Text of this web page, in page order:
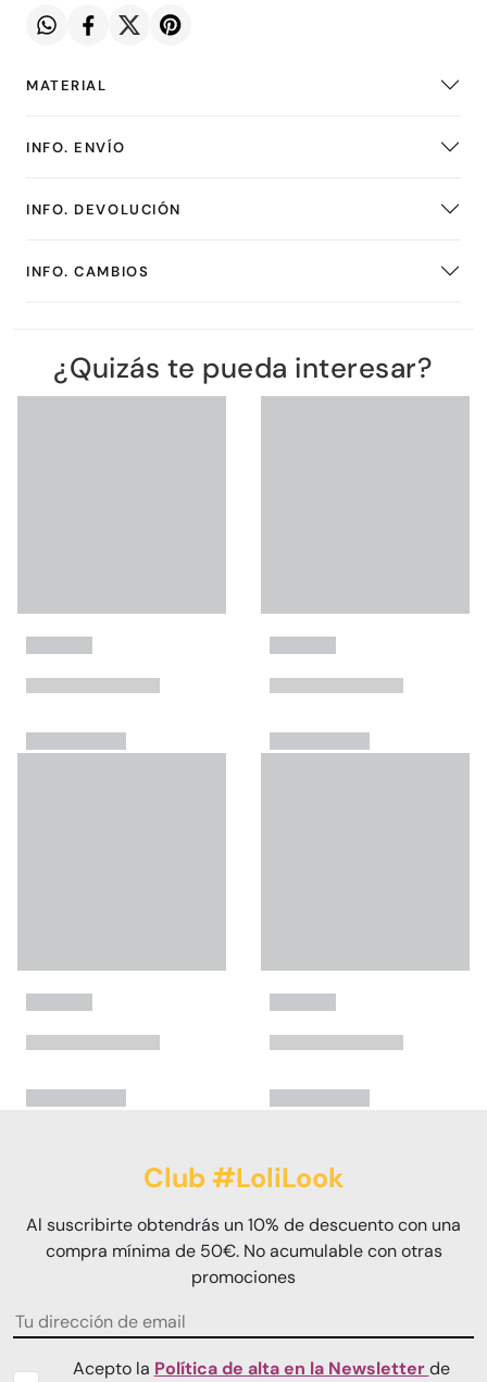
MATERIAL
INFO. ENVÍO
INFO. DEVOLUCIÓN
INFO. CAMBIOS
¿Quizás te pueda interesar?
Club #LoliLook
Al suscribirte obtendrás un 10% de descuento con una
compra mínima de 50€. No acumulable con otras
promociones
Acepto la Política de alta en la Newsletterde